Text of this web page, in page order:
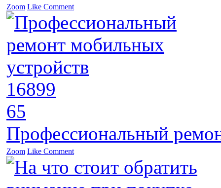
Zoom Like Comment
16899
65
Профессиональный
Zoom Like Comment